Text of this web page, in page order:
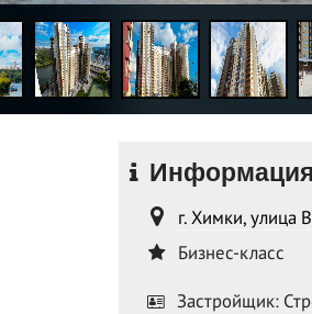
г. Химки, улица
Бизнес-класс
Застройщик: